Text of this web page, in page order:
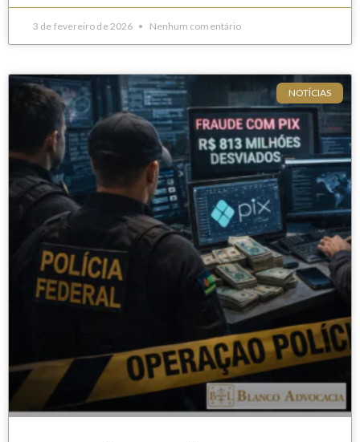
3 de fevereiro de 2026 Nenhum comentário
NOTÍCIAS